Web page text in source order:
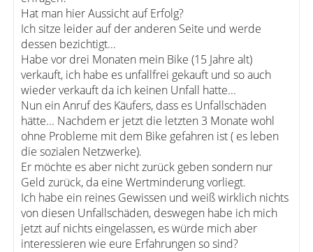
Hat man hier Aussicht auf Erfolg?
Ich sitze leider auf der anderen Seite und werde
dessen bezichtigt...
Habe vor drei Monaten mein Bike (15 Jahre alt)
verkauft, ich habe es unfallfrei gekauft und so auch
wieder verkauft da ich keinen Unfall hatte...
Nun ein Anruf des Käufers, dass es Unfallschäden
hätte... Nachdem er jetzt die letzten 3 Monate wohl
ohne Probleme mit dem Bike gefahren ist ( es leben
die sozialen Netzwerke).
Er möchte es aber nicht zurück geben sondern nur
Geld zurück, da eine Wertminderung vorliegt.
Ich habe ein reines Gewissen und weiß wirklich nichts
von diesen Unfallschäden, deswegen habe ich mich
jetzt auf nichts eingelassen, es würde mich aber
interessieren wie eure Erfahrungen so sind?